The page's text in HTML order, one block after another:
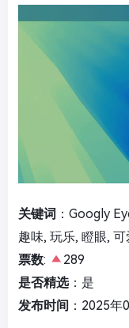
关键词 ：Googly
趣味, 玩乐, 瞪眼,
票数:
289
是否精选：是
发布时间 ：2025